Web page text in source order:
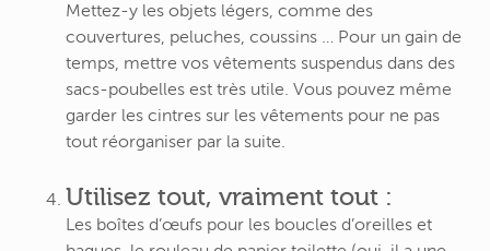
Mettez-y les objets légers, comme des
couvertures, peluches, coussins … Pour un gain de
temps, mettre vos vêtements suspendus dans des
sacs-poubelles est très utile. Vous pouvez même
garder les cintres sur les vêtements pour ne pas
tout réorganiser par la suite.
Utilisez tout, vraiment tout :
Les boîtes d’œufs pour les boucles d’oreilles et